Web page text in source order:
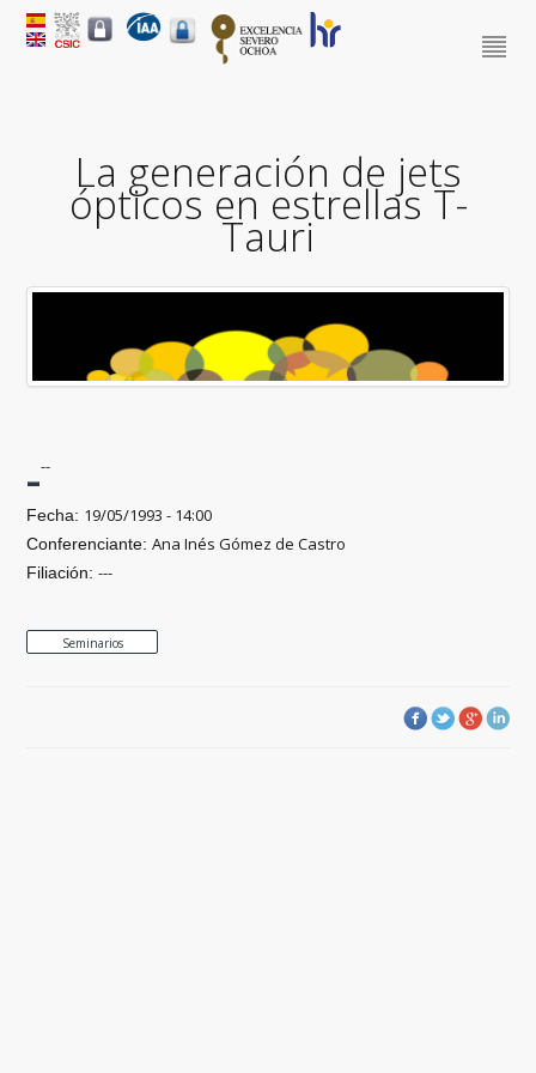
La generación de jets
ópticos en estrellas T-
Tauri
---
Fecha: 19/05/1993 - 14:00
Conferenciante:Ana Inés Gómez de Castro
Filiación:---
Seminarios